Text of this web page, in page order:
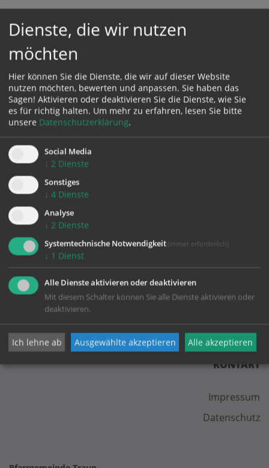
Gruber jeweils am letzten Dienstag im Monat eine
Außerdem gehört Luise Zaglmayr dem Literaturteam
an.
Weitere Informationen auf www.fro.at
KONTAKT
Impressum
Datenschutz
Dienste, die wir nutzen
möchten
Hier können Sie die Dienste, die wir auf dieser Website
nutzen möchten, bewerten und anpassen. Sie haben das
Sagen! Aktivieren oder deaktivieren Sie die Dienste, wie Sie
es für richtig halten. Um mehr zu erfahren, lesen Sie bitte
unsere Datenschutzerklärung.
Social Media
↓ 2 Dienste
Sonstiges
↓ 4 Dienste
Analyse
↓ 2 Dienste
Systemtechnische Notwendigkeit (immer erforderlich)
↓ 1 Dienst
Alle Dienste aktivieren oder deaktivieren
Mit diesem Schalter können Sie alle Dienste aktivieren oder
deaktivieren.
Ich lehne ab Ausgewählte akzeptieren Alle akzeptieren